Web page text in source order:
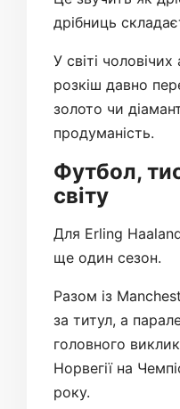
дрібниць
У світі
розкіш давно
золото чи
продуманість.
Футбол,
світу
Для Erling
ще один сезон.
Разом із
за титул, а
головного
Норвегії на
року.